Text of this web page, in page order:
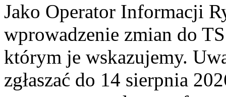
Jako Operator Informacji
wprowadzenie zmian do
którym je wskazujemy.
zgłaszać do 14 sierpnia